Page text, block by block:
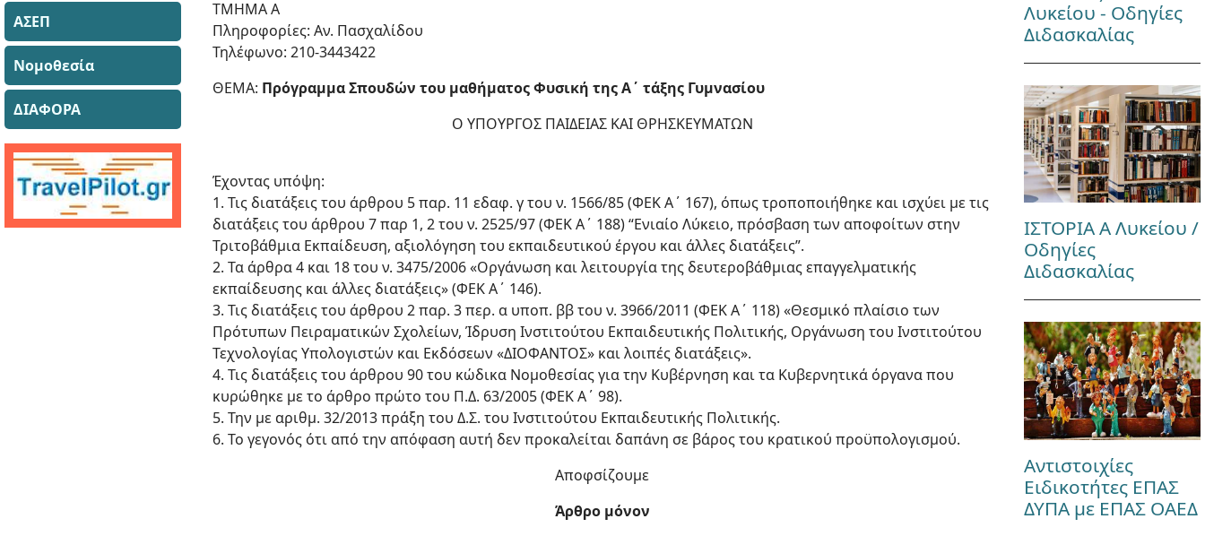
ΑΣΕΠ
Νομοθεσία
ΔΙΑΦΟΡΑ
ΤΜΗΜΑ Α
Πληροφορίες: Αν. Πασχαλίδου
Τηλέφωνο: 210-3443422
ΘΕΜΑ: Πρόγραμμα Σπουδών του μαθήματος Φυσική της Α΄ τάξης Γυμνασίου
Ο ΥΠΟΥΡΓΟΣ ΠΑΙΔΕΙΑΣ ΚΑΙ ΘΡΗΣΚΕΥΜΑΤΩΝ
Έχοντας υπόψη:
1. Τις διατάξεις του άρθρου 5 παρ. 11 εδαφ. γ του ν. 1566/85 (ΦΕΚ Α΄ 167), όπως τροποποιήθηκε και ισχύει με τις
διατάξεις του άρθρου 7 παρ 1, 2 του ν. 2525/97 (ΦΕΚ Α΄ 188) “Ενιαίο Λύκειο, πρόσβαση των αποφοίτων στην
Τριτοβάθμια Εκπαίδευση, αξιολόγηση του εκπαιδευτικού έργου και άλλες διατάξεις”.
2. Τα άρθρα 4 και 18 του ν. 3475/2006 «Οργάνωση και λειτουργία της δευτεροβάθμιας επαγγελματικής
εκπαίδευσης και άλλες διατάξεις» (ΦΕΚ Α΄ 146).
3. Τις διατάξεις του άρθρου 2 παρ. 3 περ. α υποπ. ββ του ν. 3966/2011 (ΦΕΚ Α΄ 118) «Θεσμικό πλαίσιο των
Πρότυπων Πειραματικών Σχολείων, Ίδρυση Ινστιτούτου Εκπαιδευτικής Πολιτικής, Οργάνωση του Ινστιτούτου
Τεχνολογίας Υπολογιστών και Εκδόσεων «ΔΙΟΦΑΝΤΟΣ» και λοιπές διατάξεις».
4. Τις διατάξεις του άρθρου 90 του κώδικα Νομοθεσίας για την Κυβέρνηση και τα Κυβερνητικά όργανα που
κυρώθηκε με το άρθρο πρώτο του Π.Δ. 63/2005 (ΦΕΚ Α΄ 98).
5. Την με αριθμ. 32/2013 πράξη του Δ.Σ. του Ινστιτούτου Εκπαιδευτικής Πολιτικής.
6. Το γεγονός ότι από την απόφαση αυτή δεν προκαλείται δαπάνη σε βάρος του κρατικού προϋπολογισμού.
Αποφσίζουμε
Άρθρο μόνον
Λυκείου - Οδηγίες
Διδασκαλίας
ΙΣΤΟΡΙΑ Α Λυκείου /
Οδηγίες
Διδασκαλίας
Αντιστοιχίες
Ειδικοτήτες ΕΠΑΣ
ΔΥΠΑ με ΕΠΑΣ ΟΑΕΔ